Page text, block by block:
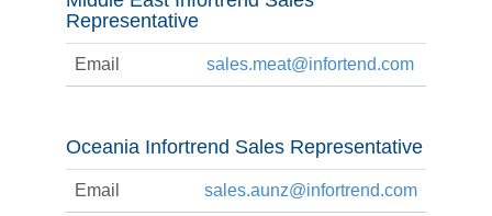
Representative
Email sales.meat@infortend.com
Oceania Infortrend Sales Representative
Email sales.aunz@infortrend.com